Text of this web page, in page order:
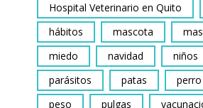
Hospital Veterinario en Quito
hábitos
mascota
miedo
navidad niños
parásitos
patas perro
peso
pulgas